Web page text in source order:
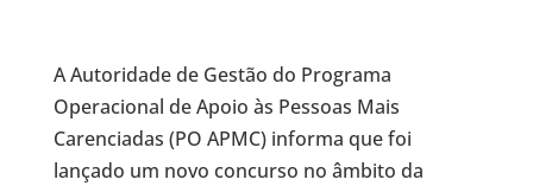
A Autoridade de Gestão do Programa
Operacional de Apoio às Pessoas Mais
Carenciadas (PO APMC) informa que foi
lançado um novo concurso no âmbito da